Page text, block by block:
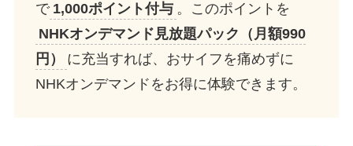
で 1,000ポイント付与 。このポイントを
NHKオンデマンド見放題パック（月額990
円）
に充当すれば、おサイフを痛めずに
NHKオンデマンドをお得に体験できます。